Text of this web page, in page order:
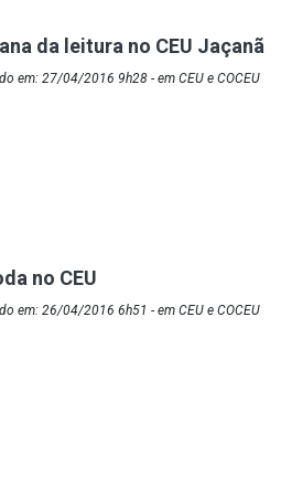
da leitura no CEU Jaçanã
em: 27/04/2016 9h28 - em CEU e COCEU
no CEU
em: 26/04/2016 6h51 - em CEU e COCEU